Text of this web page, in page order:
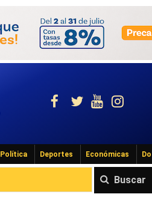
Política Deportes Económicas
Buscar